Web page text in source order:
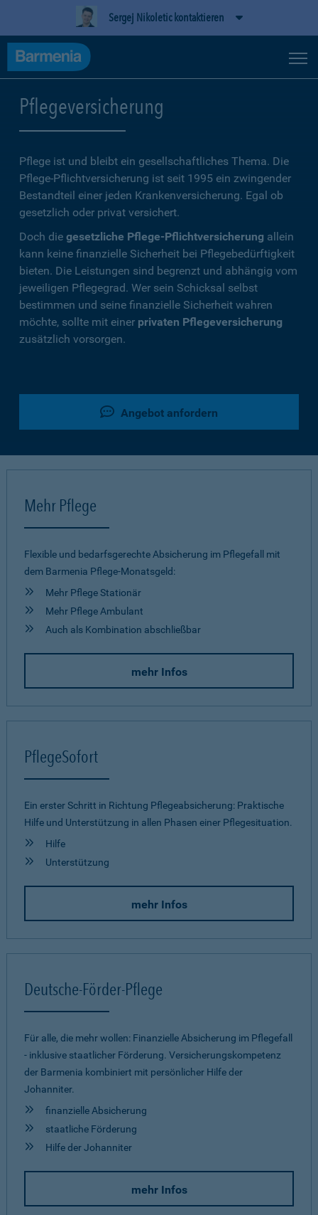
Sergej Nikoletic kontaktieren
Pflegeversicherung
Pflege ist und bleibt ein gesellschaftliches Thema. Die
Pflege-Pflichtversicherung ist seit 1995 ein zwingender
Bestandteil einer jeden Krankenversicherung. Egal ob
gesetzlich oder privat versichert.
Doch die gesetzliche Pflege-Pflichtversicherung allein
kann keine finanzielle Sicherheit bei Pflegebedürftigkeit
bieten. Die Leistungen sind begrenzt und abhängig vom
jeweiligen Pflegegrad. Wer sein Schicksal selbst
bestimmen und seine finanzielle Sicherheit wahren
möchte, sollte mit einer privaten Pflegeversicherung
zusätzlich vorsorgen.
Angebot anfordern
Mehr Pflege
Flexible und bedarfsgerechte Absicherung im Pflegefall mit
dem Barmenia Pflege-Monatsgeld:
Mehr Pflege Stationär
Mehr Pflege Ambulant
Auch als Kombination abschließbar
mehr Infos
PflegeSofort
Ein erster Schritt in Richtung Pflegeab­sicherung: Praktische
Hilfe und Unterstützung in allen Phasen einer Pflegesituation.
Hilfe
Unterstützung
mehr Infos
Deutsche-Förder-Pflege
Für alle, die mehr wollen: Finanzielle Absicherung im Pflegefall
- inklusive staatlicher Förderung. Versicherungskompetenz
der Barmenia kombiniert mit persönlicher Hilfe der
Johanniter.
finanzielle Absicherung
staatliche Förderung
Hilfe der Johanniter
mehr Infos